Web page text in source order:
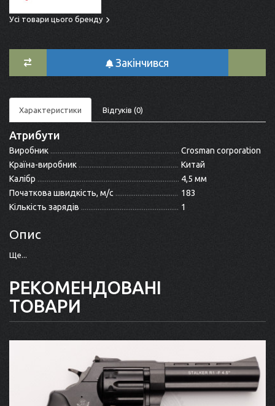
Усі товари цього бренду
Закінчився
Характеристики Відгуків (0)
Атрибути
Виробник
Crosman corporation
Країна-виробник
Китай
Калібр
4,5 мм
Початкова швидкість, м/с
183
Кількість зарядів
1
Опис
Ще...
РЕКОМЕНДОВАНІ
ТОВАРИ